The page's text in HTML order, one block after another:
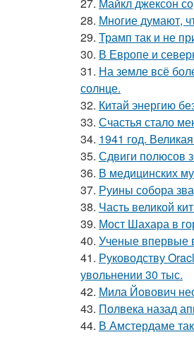
28. Многие думают,
29. Трамп так и не
30. В Европе и
31. На земле всё
солнце.
32. Китай энергию
33. Счастья стало
34. 1941 год.
35. Сдвиги полюсов
36. В медицинских
37. Руины собора
38. Часть великой
39. Мост Шахара в
40. Ученые впервые
41. Руководству
увольнении 30 тыс.
42. Мила Йовович
43. Полвека назад
44. В Амстердаме